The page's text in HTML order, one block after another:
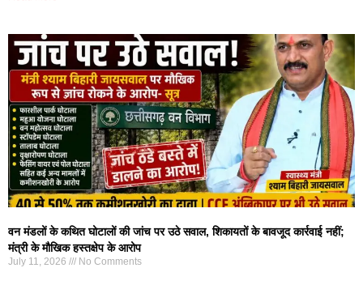
वन मंडलों के कथित घोटालों की जांच पर उठे सवाल, शिकायतों के बावजूद कार्रवाई नहीं;
मंत्री के मौखिक हस्तक्षेप के आरोप
July 11, 2026 No Comments